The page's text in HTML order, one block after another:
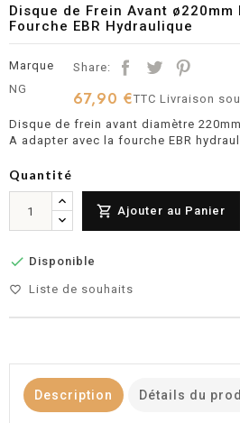
Disque de Frein Avant
Fourche EBR Hydraulique
Marque
NG
Share:
67,90 €TTCLivraison
Disque de frein avant diamètre
A adapter avec la fourche EBR
Quantité
 Ajouter au Panier
 Disponible
favorite_border Liste de souhaits
Description Détails du